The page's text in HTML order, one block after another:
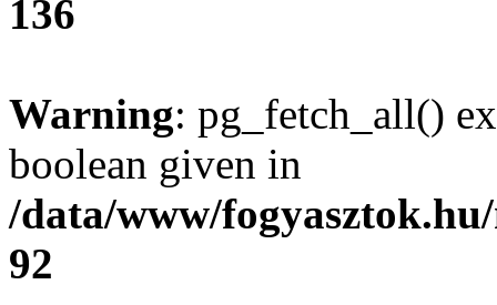
136
Warning: pg_fetch_all()
boolean given in
/data/www/
92